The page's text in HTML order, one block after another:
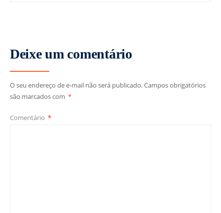
Deixe um comentário
O seu endereço de e-mail não será publicado.Campos obrigatórios
são marcados com *
Comentário *